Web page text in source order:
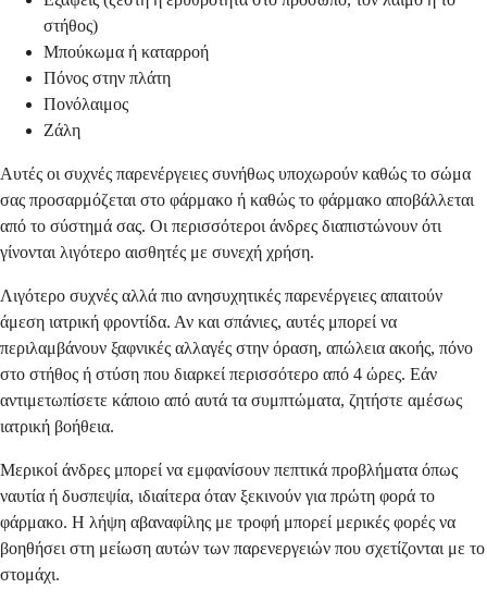
στήθος)
Μπούκωμα ή καταρροή
Πόνος στην πλάτη
Πονόλαιμος
Ζάλη
Αυτές οι συχνές παρενέργειες συνήθως υποχωρούν καθώς το σώμα
σας προσαρμόζεται στο φάρμακο ή καθώς το φάρμακο αποβάλλεται
από το σύστημά σας. Οι περισσότεροι άνδρες διαπιστώνουν ότι
γίνονται λιγότερο αισθητές με συνεχή χρήση.
Λιγότερο συχνές αλλά πιο ανησυχητικές παρενέργειες απαιτούν
άμεση ιατρική φροντίδα. Αν και σπάνιες, αυτές μπορεί να
περιλαμβάνουν ξαφνικές αλλαγές στην όραση, απώλεια ακοής, πόνο
στο στήθος ή στύση που διαρκεί περισσότερο από 4 ώρες. Εάν
αντιμετωπίσετε κάποιο από αυτά τα συμπτώματα, ζητήστε αμέσως
ιατρική βοήθεια.
Μερικοί άνδρες μπορεί να εμφανίσουν πεπτικά προβλήματα όπως
ναυτία ή δυσπεψία, ιδιαίτερα όταν ξεκινούν για πρώτη φορά το
φάρμακο. Η λήψη αβαναφίλης με τροφή μπορεί μερικές φορές να
βοηθήσει στη μείωση αυτών των παρενεργειών που σχετίζονται με το
στομάχι.